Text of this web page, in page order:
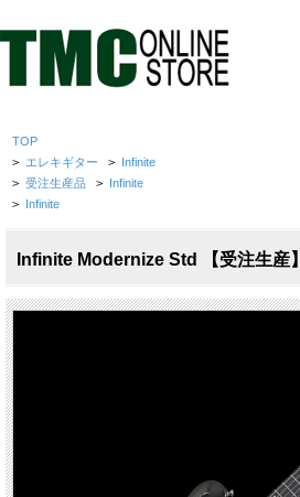
TOP
> エレキギター > Infinite
> 受注生産品 > Infinite
> Infinite
Infinite Modernize Std 【受注生産】